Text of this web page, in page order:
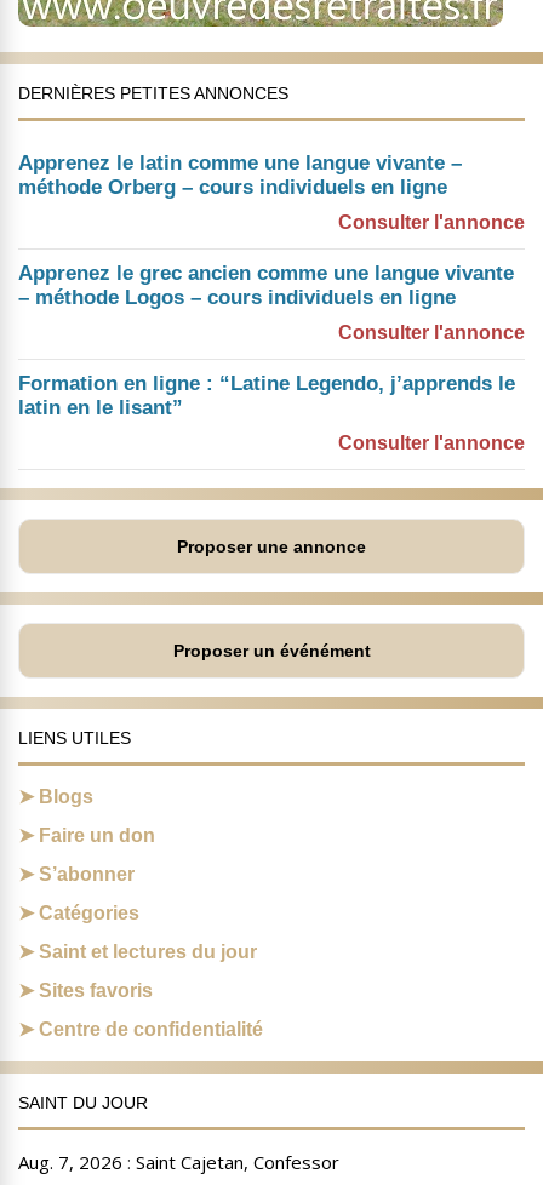
DERNIÈRES PETITES ANNONCES
Apprenez le latin comme une langue vivante –
méthode Orberg – cours individuels en ligne
Consulter l'annonce
Apprenez le grec ancien comme une langue vivante
– méthode Logos – cours individuels en ligne
Consulter l'annonce
Formation en ligne : “Latine Legendo, j’apprends le
latin en le lisant”
Consulter l'annonce
Proposer une annonce
Proposer un événément
LIENS UTILES
Blogs
Faire un don
S’abonner
Catégories
Saint et lectures du jour
Sites favoris
Centre de confidentialité
SAINT DU JOUR